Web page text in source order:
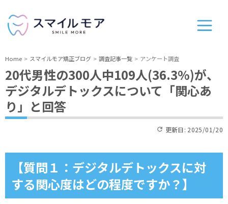
Home スマイルモア矯正ブログ 調査記事一覧 アンケート調査
20代男性の300人中109人(36.3%)が、
デジタルデトックスについて「関心あ
り」と回答
更新日: 2025/01/20
【質問１：デジタルデトックスに対
する関心度はどの程度ですか？】